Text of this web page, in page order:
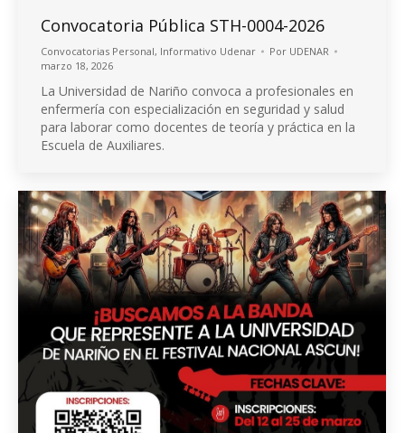
Convocatoria Pública STH-0004-2026
Convocatorias Personal, Informativo Udenar Por UDENAR
marzo 18, 2026
La Universidad de Nariño convoca a profesionales en
enfermería con especialización en seguridad y salud
para laborar como docentes de teoría y práctica en la
Escuela de Auxiliares.